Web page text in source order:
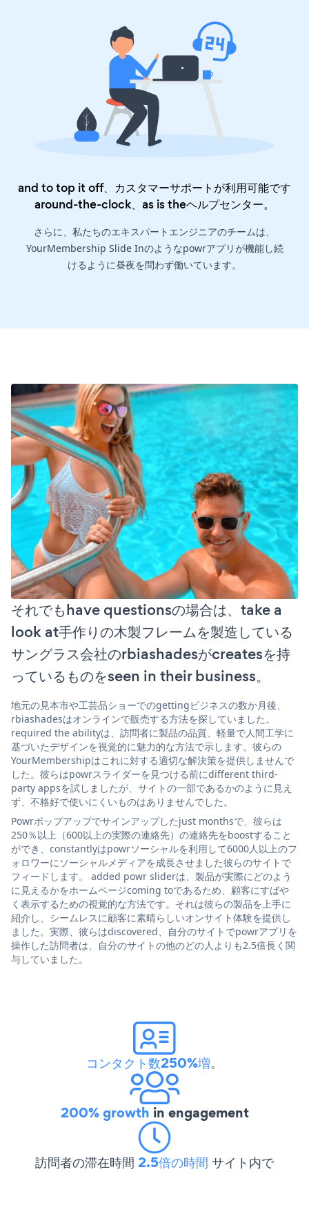
and to top it off、カスタマーサポートが利用可能です
around-the-clock、as is theヘルプセンター。
さらに、私たちのエキスパートエンジニアのチームは、
YourMembership Slide Inのようなpowrアプリが機能し続
けるように昼夜を問わず働いています。
それでもhave questionsの場合は、take a
look at手作りの木製フレームを製造している
サングラス会社のrbiashadesがcreatesを持
っているものをseen in their business。
地元の見本市や工芸品ショーでのgettingビジネスの数か月後、
rbiashadesはオンラインで販売する方法を探していました。
required the abilityは、訪問者に製品の品質、軽量で人間工学に
基づいたデザインを視覚的に魅力的な方法で示します。彼らの
YourMembershipはこれに対する適切な解決策を提供しませんで
した。彼らはpowrスライダーを見つける前にdifferent third-
party appsを試しましたが、サイトの一部であるかのように見え
ず、不格好で使いにくいものはありませんでした。
Powrポップアップでサインアップしたjust monthsで、彼らは
250％以上（600以上の実際の連絡先）の連絡先をboostすること
ができ、constantlyはpowrソーシャルを利用して6000人以上のフ
ォロワーにソーシャルメディアを成長させました彼らのサイトで
フィードします。 added powr sliderは、製品が実際にどのよう
に見えるかをホームページcoming toであるため、顧客にすばや
く表示するための視覚的な方法です。それは彼らの製品を上手に
紹介し、シームレスに顧客に素晴らしいオンサイト体験を提供し
ました。実際、彼らはdiscovered、自分のサイトでpowrアプリを
操作した訪問者は、自分のサイトの他のどの人よりも2.5倍長く関
与していました。
コンタクト数250%増。
200% growth in engagement
訪問者の滞在時間 2.5倍の時間 サイト内で